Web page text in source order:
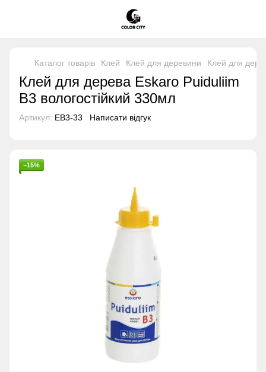
Каталог товарів Клей Клей для деревини Клей для
Клей для дерева Eskaro Puiduliim
B3 вологостійкий 330мл
Артикул: EB3-33 Написати відгук
−15%